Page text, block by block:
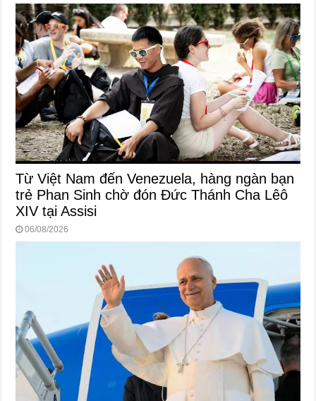
Từ Việt Nam đến Venezuela, hàng ngàn bạn
trẻ Phan Sinh chờ đón Đức Thánh Cha Lêô
XIV tại Assisi
06/08/2026